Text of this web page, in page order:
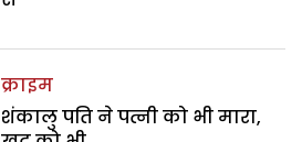
क्राइम
शंकालु पति ने पत्नी को भी मारा,